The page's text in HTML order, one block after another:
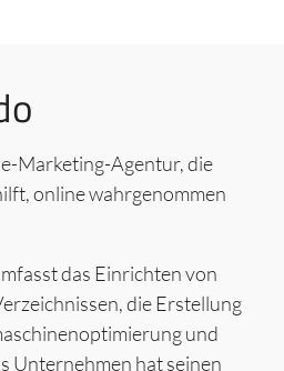
Marketing-Agentur, die
online wahrgenommen
das Einrichten von
die Erstellung
und
Unternehmen hat seinen